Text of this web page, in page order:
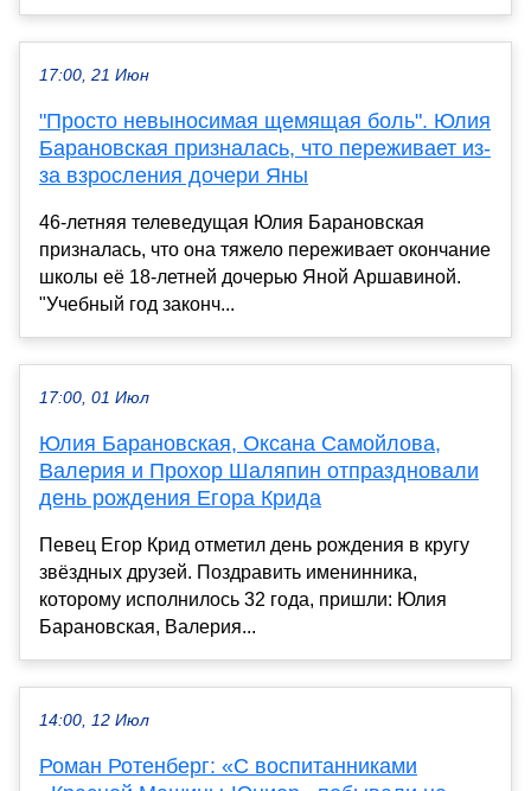
17:00, 21 Июн
"Просто невыносимая щемящая боль". Юлия
Барановская призналась, что переживает из-
за взросления дочери Яны
46-летняя телеведущая Юлия Барановская
призналась, что она тяжело переживает окончание
школы её 18-летней дочерью Яной Аршавиной.
"Учебный год законч...
17:00, 01 Июл
Юлия Барановская, Оксана Самойлова,
Валерия и Прохор Шаляпин отпраздновали
день рождения Егора Крида
Певец Егор Крид отметил день рождения в кругу
звёздных друзей. Поздравить именинника,
которому исполнилось 32 года, пришли: Юлия
Барановская, Валерия...
14:00, 12 Июл
Роман Ротенберг: «С воспитанниками